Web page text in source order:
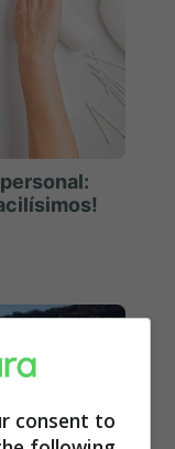
consent to